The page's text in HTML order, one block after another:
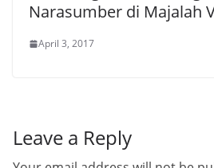
Narasumber di Majalah
April 3, 2017
Leave a Reply